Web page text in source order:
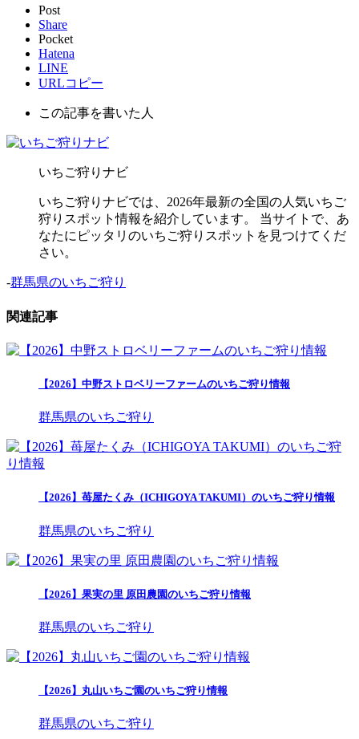
Post
Share
Pocket
Hatena
LINE
URLコピー
この記事を書いた人
いちご狩りナビ
いちご狩りナビでは、2026年最新の全国の人気いちご
狩りスポット情報を紹介しています。 当サイトで、あ
なたにピッタリのいちご狩りスポットを見つけてくだ
さい。
-群馬県のいちご狩り
関連記事
【2026】中野ストロベリーファームのいちご狩り情報
群馬県のいちご狩り
【2026】苺屋たくみ（ICHIGOYA TAKUMI）のいちご狩り情報
群馬県のいちご狩り
【2026】果実の里 原田農園のいちご狩り情報
群馬県のいちご狩り
【2026】丸山いちご園のいちご狩り情報
群馬県のいちご狩り